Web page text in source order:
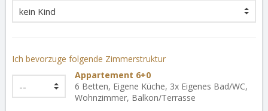
Ich bevorzuge folgende Zimmerstruktur
Appartement 6+0
6 Betten, Eigene Küche, 3x Eigenes Bad/WC,
Wohnzimmer, Balkon/Terrasse